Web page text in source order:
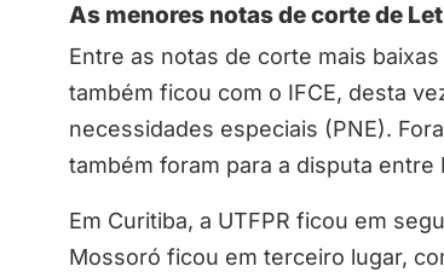
As menores notas de corte de
Entre as notas de corte mais
também ficou com o IFCE, desta
necessidades especiais (PNE).
também foram para a disputa entre
Em Curitiba, a UTFPR ficou em
Mossoró ficou em terceiro lugar,